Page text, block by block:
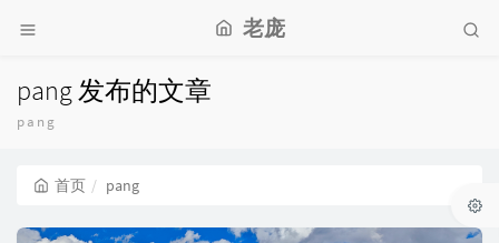
老庞
pang 发布的文章
pang
首页 pang